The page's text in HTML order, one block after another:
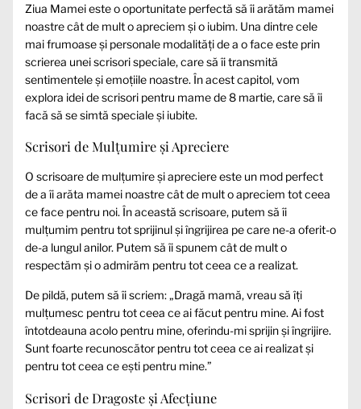
Ziua Mamei este o oportunitate perfectă să îi arătăm mamei
noastre cât de mult o apreciem și o iubim. Una dintre cele
mai frumoase și personale modalități de a o face este prin
scrierea unei scrisori speciale, care să îi transmită
sentimentele și emoțiile noastre. În acest capitol, vom
explora idei de scrisori pentru mame de 8 martie, care să îi
facă să se simtă speciale și iubite.
Scrisori de Mulțumire și Apreciere
O scrisoare de mulțumire și apreciere este un mod perfect
de a îi arăta mamei noastre cât de mult o apreciem tot ceea
ce face pentru noi. În această scrisoare, putem să îi
mulțumim pentru tot sprijinul și îngrijirea pe care ne-a oferit-o
de-a lungul anilor. Putem să îi spunem cât de mult o
respectăm și o admirăm pentru tot ceea ce a realizat.
De pildă, putem să îi scriem: „Dragă mamă, vreau să îți
mulțumesc pentru tot ceea ce ai făcut pentru mine. Ai fost
întotdeauna acolo pentru mine, oferindu-mi sprijin și îngrijire.
Sunt foarte recunoscător pentru tot ceea ce ai realizat și
pentru tot ceea ce eşti pentru mine.”
Scrisori de Dragoste și Afecțiune